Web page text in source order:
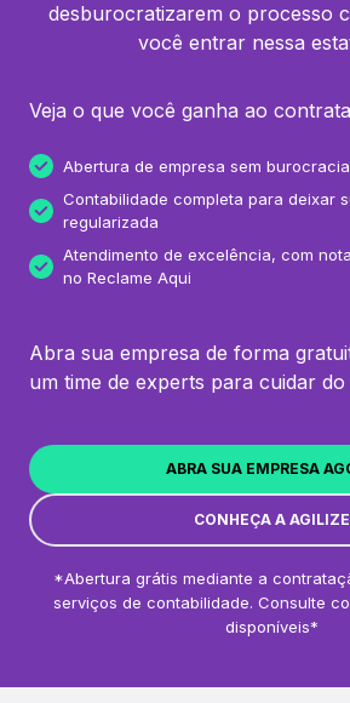
desburocratizarem o processo
você entrar nessa
Veja o que você ganha ao
Abertura de empresa sem burocracia
Contabilidade completa para deixar
regularizada
Atendimento de excelência, com
no Reclame Aqui
Abra sua empresa de forma
um time de experts para cuidar
ABRA SUA EMPRESA
CONHEÇA A AGILIZE
*Abertura grátis mediante a
serviços de contabilidade. Consulte
disponíveis*